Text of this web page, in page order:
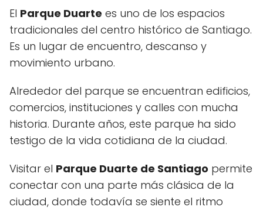
El Parque Duarte es uno de los espacios
tradicionales del centro histórico de Santiago.
Es un lugar de encuentro, descanso y
movimiento urbano.
Alrededor del parque se encuentran edificios,
comercios, instituciones y calles con mucha
historia. Durante años, este parque ha sido
testigo de la vida cotidiana de la ciudad.
Visitar el Parque Duarte de Santiago permite
conectar con una parte más clásica de la
ciudad, donde todavía se siente el ritmo